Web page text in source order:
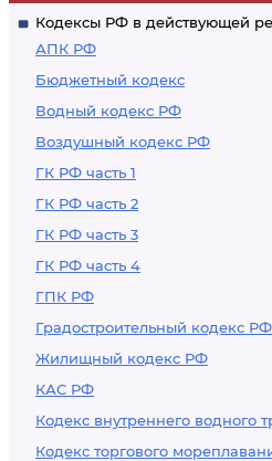
Кодексы РФ в действующей
АПК РФ
Бюджетный кодекс
Водный кодекс РФ
Воздушный кодекс РФ
ГК РФ часть 1
ГК РФ часть 2
ГК РФ часть 3
ГК РФ часть 4
ГПК РФ
Градостроительный кодекс РФ
Жилищный кодекс РФ
КАС РФ
Кодекс внутреннего водного
Кодекс торгового